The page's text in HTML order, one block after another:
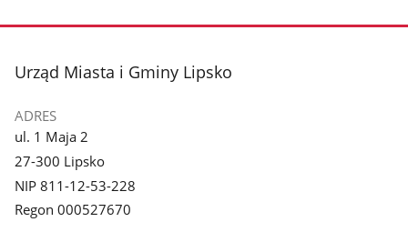
stopka
Urząd Miasta i Gminy Lipsko
ADRES
ul. 1 Maja 2
27-300 Lipsko
NIP 811-12-53-228
Regon 000527670